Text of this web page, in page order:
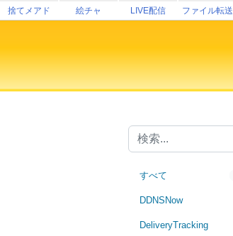
捨てメアド 絵チャ LIVE配信 ファイル転送
すべて
DDNSNow
DeliveryTracking